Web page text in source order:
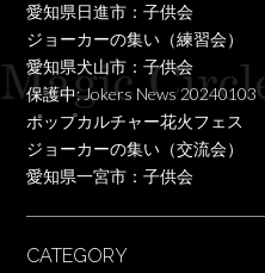
愛知県日進市：子供会
ジョーカーの集い（練習会）
愛知県犬山市：子供会
保護中: Jokers News 20240103
ポップカルチャー花火フェス
ジョーカーの集い（交流会）
愛知県一宮市：子供会
CATEGORY